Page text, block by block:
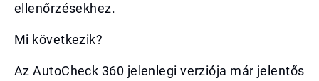
ellenőrzésekhez.
Mi következik?
Az AutoCheck 360 jelenlegi verziója már jelentős